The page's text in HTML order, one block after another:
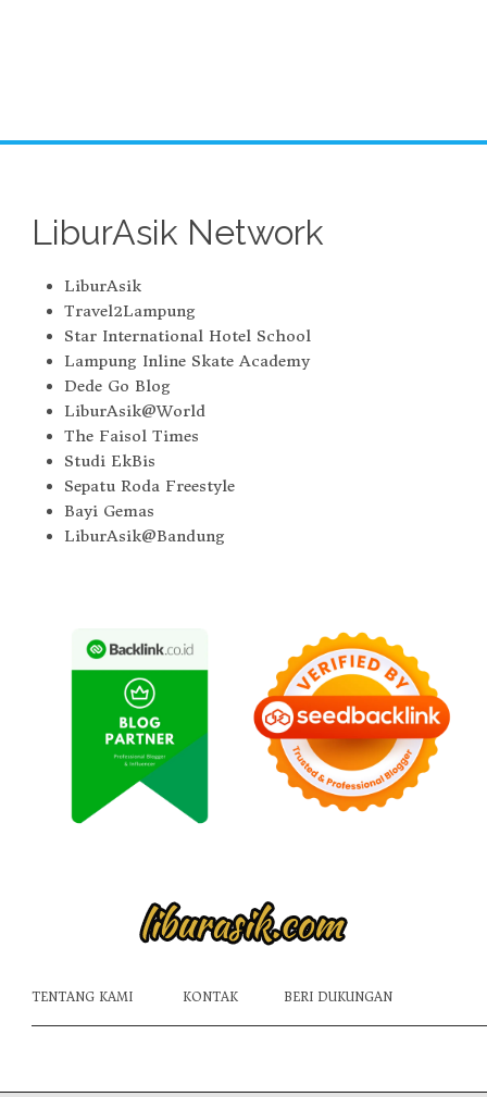
LiburAsik Network
LiburAsik
Travel2Lampung
Star International Hotel School
Lampung Inline Skate Academy
Dede Go Blog
LiburAsik@World
The Faisol Times
Studi EkBis
Sepatu Roda Freestyle
Bayi Gemas
LiburAsik@Bandung
TENTANG KAMI KONTAK BERI DUKUNGAN